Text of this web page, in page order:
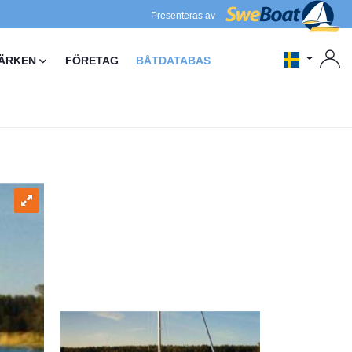
Presenteras av
FÖRETAG BÅTDATABAS